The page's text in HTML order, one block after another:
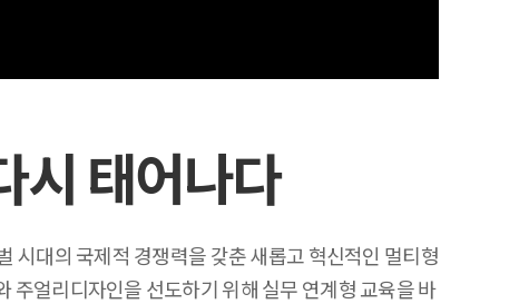
시 태어나다
시대의 국제적 경쟁력을 갖춘 새롭고 혁신적인 멀티형
주얼리디자인을 선도하기 위해 실무 연계형 교육을 바